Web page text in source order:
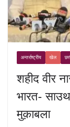
अन्तर्राष्ट्रीय खेल
शहीद वीर
भारत-
मुक़ाबला